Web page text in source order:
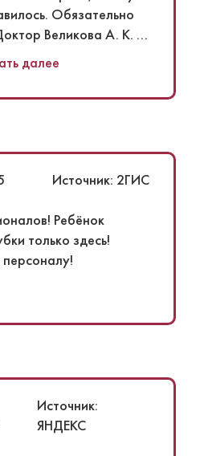
Обязательно
Великова А. К. -
В
чисто, хороший
Рекомендую к
далее
Источник: 2ГИС
Ребёнок
только здесь!
Источник:
ЯНДЕКС